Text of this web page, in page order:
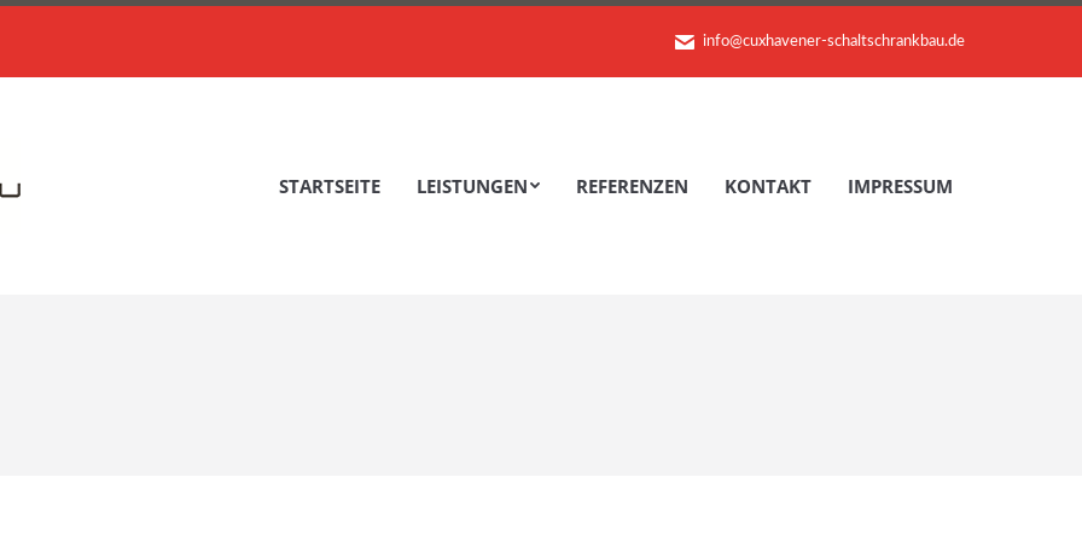
info@cuxhavener-schaltschrankbau.de
STARTSEITE LEISTUNGEN REFERENZEN KONTAKT IMPRESSUM